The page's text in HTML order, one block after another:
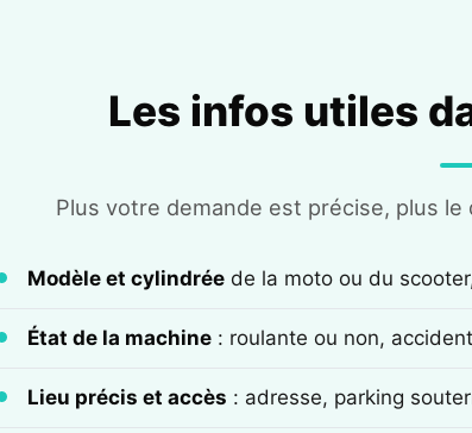
Les infos utiles
Plus votre demande est précise, plus
Modèle et cylindréede la moto ou du
État de la machine: roulante ou non,
Lieu précis et accès : adresse, parking